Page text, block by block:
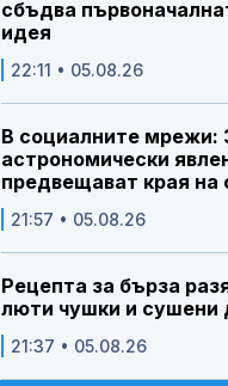
сбъдва
идея
22:11 • 05.08.26
В социалните мрежи:
астрономически
предвещават края на
21:57 • 05.08.26
Рецепта за бърза
люти чушки и сушени
21:37 • 05.08.26